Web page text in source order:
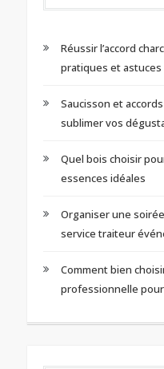
Réussir l’accord
pratiques et
Saucisson et
sublimer vos
Quel bois choisir
essences idéales
Organiser une
service traiteur
Comment bien
professionnelle